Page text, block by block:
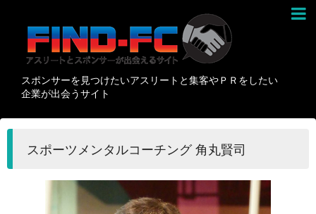
スポンサーを見つけたいアスリートと集客やＰＲをしたい
企業が出会うサイト
スポーツメンタルコーチング 角丸賢司